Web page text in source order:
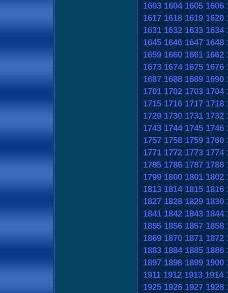
1603 1604 1605 1606
1617 1618 1619 1620
1631 1632 1633 1634
1645 1646 1647 1648
1659 1660 1661 1662
1673 1674 1675 1676
1687 1688 1689 1690
1701 1702 1703 1704
1715 1716 1717 1718
1729 1730 1731 1732
1743 1744 1745 1746
1757 1758 1759 1760
1771 1772 1773 1774
1785 1786 1787 1788
1799 1800 1801 1802
1813 1814 1815 1816
1827 1828 1829 1830
1841 1842 1843 1844
1855 1856 1857 1858
1869 1870 1871 1872
1883 1884 1885 1886
1897 1898 1899 1900
1911 1912 1913 1914
1925 1926 1927 1928